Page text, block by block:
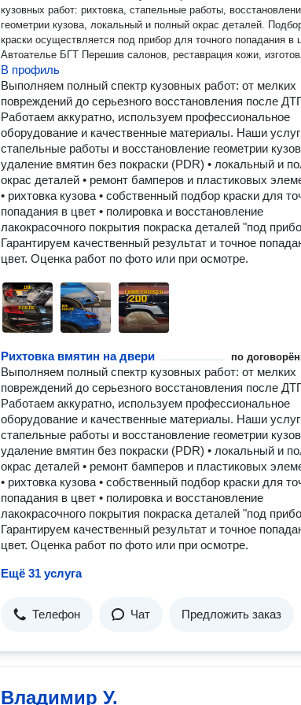
кузовных работ: рихтовка, стапельные работы,
геометрии кузова, локальный и полный окрас деталей.
краски осуществляется под прибор для точного попадания в
Автоателье БГТ Перешив салонов, реставрация кожи, изготовление
потолков из алькантары, установка «звёздного неба»,
индивидуальные проекты по интерьеру автомобиля. Отдел
детейлинга Полный комплекс детейлинг‑услуг: оклейка защитными
и цветными пленками, химчистка салона, полировка кузова,
нанесение керамических покрытий и профессиональная
детейлинг‑мойка. Тотальная шумоизоляция автомобиля
Комплексная шумо‑ и виброизоляция для повышения
снижения уровня шума в салоне. Оригинальное дооснащение BMW
Установка оригинальных опций, модернизация
систем и расширение функционала автомобилей BMW.
Реставрация автомобилей Восстанавливаем автомобили до
идеального состояния, сохраняя их внешний вид и
надежность. Ремонт и тюнинг автомобильной оптики
Восстановление фар, модернизация световых систем,
Центра авторестайлинга БГТ — удобство для клиента. Мы
формат «одного окна»: один менеджер сопровождает весь
все работы выполняются в одном месте, а клиент получает
действует система прогрессивных скидок на комплекс
больше услуг выполняется одновременно, тем выгоднее
стоимость. На все работы, выполненные в Центре БГТ,
предоставляется гарантия. Владельцу автомобиля больше не
нужно записываться в несколько разных сервисов,
в разных районах города, общаться с разными менеджерами и
разбираться в разных гарантиях. В БГТ все услуги
в одном месте. Например, вы купили автомобиль — приезжаете к
нам. Мы проводим осмотр и плановое техническое
заменяем необходимые расходники, после чего можем
дополнительные работы: тонировку, нанесение керамического
покрытия, перешив руля, установку охранного комплекса и
видеорегистратора. И все это — в одном месте, в одном
Центр авторестайлинга БГТ — пространство, где автомобиль
тюнинга и ухода.
В профиль
Выполняем полный спектр кузовных работ: от мелких
повреждений до серьезного восстановления после
Работаем аккуратно, используем профессиональное
оборудование и качественные материалы. Наши
стапельные работы и восстановление геометрии
удаление вмятин без покраски (PDR) • локальный и
окрас деталей • ремонт бамперов и пластиковых
• рихтовка кузова • собственный подбор краски для
попадания в цвет • полировка и восстановление
лакокрасочного покрытия покраска деталей "под
Гарантируем качественный результат и точное
цвет. Оценка работ по фото или при осмотре.
Рихтовка вмятин на двери по
Выполняем полный спектр кузовных работ: от мелких
повреждений до серьезного восстановления после
Работаем аккуратно, используем профессиональное
оборудование и качественные материалы. Наши
стапельные работы и восстановление геометрии
удаление вмятин без покраски (PDR) • локальный и
окрас деталей • ремонт бамперов и пластиковых
• рихтовка кузова • собственный подбор краски для
попадания в цвет • полировка и восстановление
лакокрасочного покрытия покраска деталей "под
Гарантируем качественный результат и точное
цвет. Оценка работ по фото или при осмотре.
Ещё 31 услуга
Телефон Чат Предложить заказ
Владимир У.